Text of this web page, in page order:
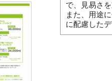
で、見易さを
また、用途
に配慮したデ